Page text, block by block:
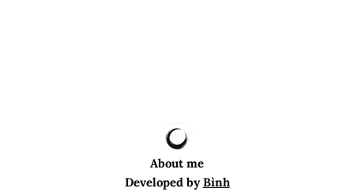
About me
Developed byBình